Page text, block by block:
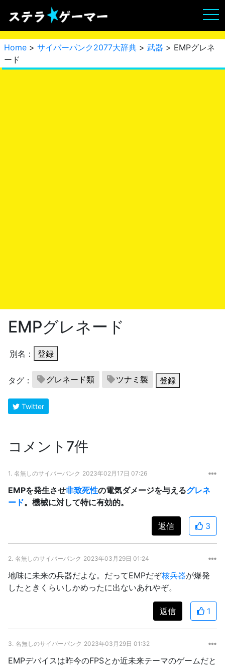
Home > サイバーパンク2077大辞典 > 武器 > EMPグレネ
ード
EMPグレネード
別名： 登録
タグ： グレネード類 ツナミ製 登録
Twitter
コメント7件
1. 名無しのサイバーパンク 2023年02月17日 07:26
EMPを発生させ非致死性の電気ダメージを与えるグレネ
ード。機械に対して特に有効的。
返信 3
2. 名無しのサイバーパンク 2023年03月29日 01:24
地味に未来の兵器だよな。だってEMPだぞ核兵器が爆発
したときくらいしかめったに出ないあれやぞ。
返信 1
3. 名無しのサイバーパンク 2023年03月29日 01:32
EMPデバイスは昨今のFPSとか近未来テーマのゲームだと